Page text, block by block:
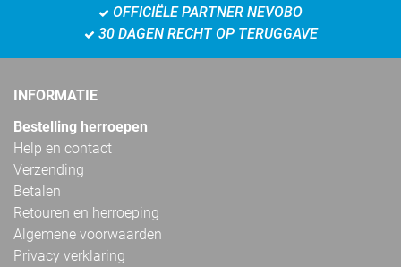
OFFICIËLE PARTNER NEVOBO
30 DAGEN RECHT OP TERUGGAVE
INFORMATIE
Bestelling herroepen
Help en contact
Verzending
Betalen
Retouren en herroeping
Algemene voorwaarden
Privacy verklaring